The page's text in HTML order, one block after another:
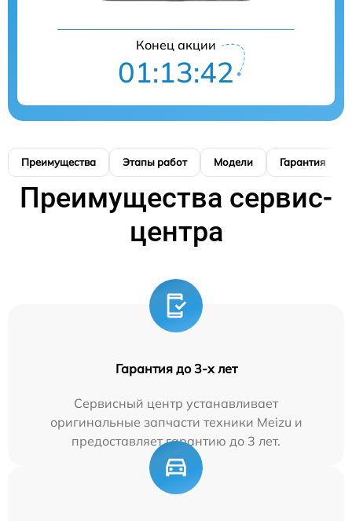
Конец акции
01:13:41
Преимущества Этапы работ Модели Гарантия
Преимущества сервис-
центра
Гарантия до 3-х лет
Сервисный центр устанавливает
оригинальные запчасти техники Meizu и
предоставляет гарантию до 3 лет.